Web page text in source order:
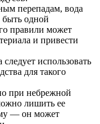
перепадам, вода
одной
правили может
и привести
использовать
для такого
при небрежной
лишить ее
— он может